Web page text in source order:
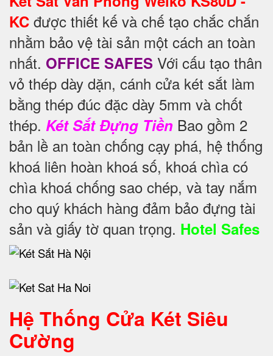
KC được thiết kế và chế tạo chắc chắn
nhằm bảo vệ tài sản một cách an toàn
nhất. OFFICE SAFES Với cấu tạo thân
vỏ thép dày dặn, cánh cửa két sắt làm
bằng thép đúc đặc dày 5mm và chốt
thép. Két Sắt Đựng Tiền Bao gồm 2
bản lề an toàn chống cạy phá, hệ thống
khoá liên hoàn khoá số, khoá chìa có
chìa khoá chống sao chép, và tay nắm
cho quý khách hàng đảm bảo đựng tài
sản và giấy tờ quan trọng. Hotel Safes
Hệ Thống Cửa Két Siêu
Cường